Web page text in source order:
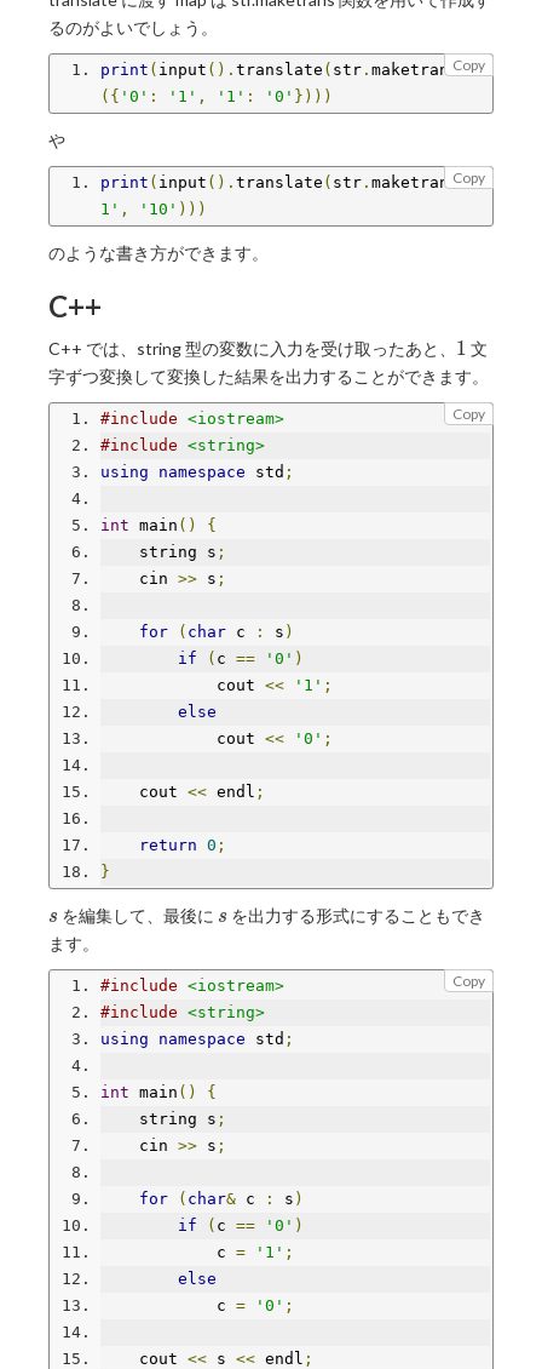
るのがよいでしょう。
Copy
print ( input (). translate ( str . maketrans
({ '0' : '1' , '1' : '0' })))
や
Copy
print ( input (). translate ( str . maketrans('0
1' , '10' )))
のような書き方ができます。
C++
C++ では、string 型の変数に入力を受け取ったあと、 1
1 文
字ずつ変換して変換した結果を出力することができます。
Copy
#include <iostream>
#include <string>
using
namespace std ;
int main ()
{
    string s
;
    cin
>> s ;
for ( char c : s )
if
( c == '0' )
            cout
<< '1' ;
else
            cout
<< '0' ;
    cout
<< endl ;
return 0 ;
}
s
s を編集して、最後に s
s を出力する形式にすることもでき
ます。
Copy
#include <iostream>
#include <string>
using
namespace std ;
int main ()
{
    string s
;
    cin
>> s ;
for ( char& c : s )
if
( c == '0' )
            c
= '1' ;
else
            c
= '0' ;
    cout
<< s << endl ;